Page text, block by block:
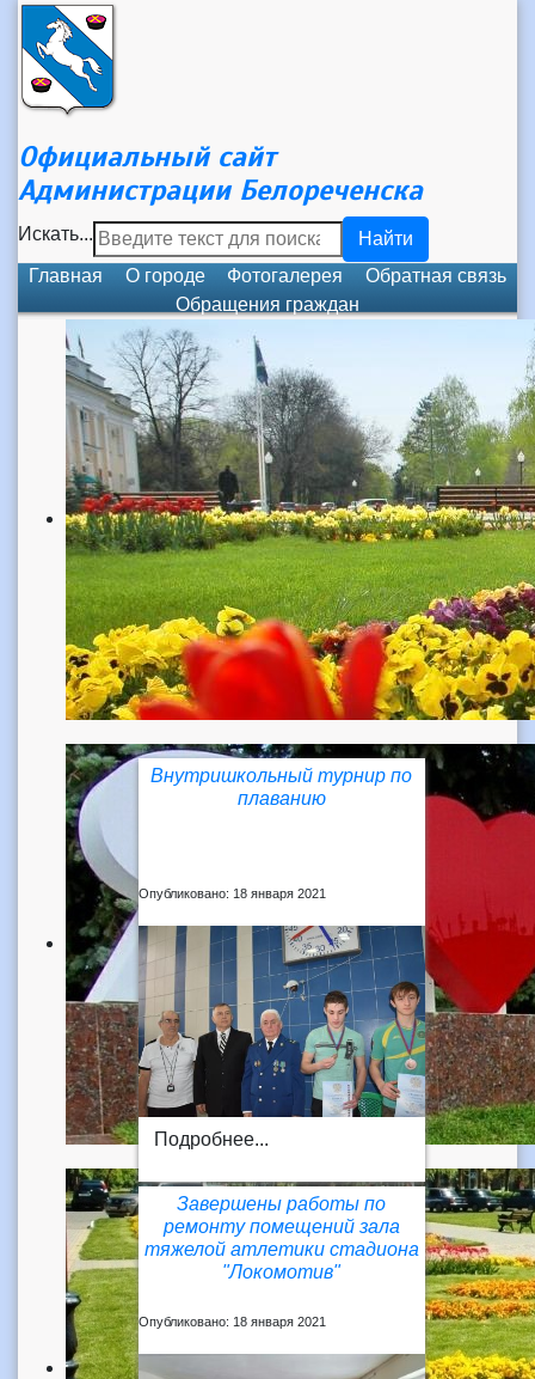
Официальный сайт
Администрации Белореченска
Искать...
Найти
Главная
О городе Фотогалерея
Обратная связь
Обращения граждан
Внутришкольный турнир по
плаванию
Опубликовано: 18 января 2021
Подробнее...
Завершены работы по
ремонту помещений зала
тяжелой атлетики стадиона
"Локомотив"
Опубликовано: 18 января 2021